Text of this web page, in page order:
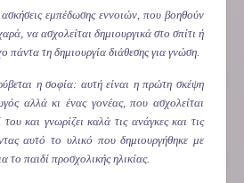
ασκήσεις εμπέδωσης εννοιών, που βοηθούν
να ασχολείται δημιουργικά στο σπίτι ή
πάντα τη δημιουργία διάθεσης για γνώση.
η σοφία: αυτή είναι η πρώτη σκέψη
αλλά κι ένας γονέας, που ασχολείται
και γνωρίζει καλά τις ανάγκες και τις
αυτό το υλικό που δημιουργήθηκε με
το παιδί προσχολικής ηλικίας.